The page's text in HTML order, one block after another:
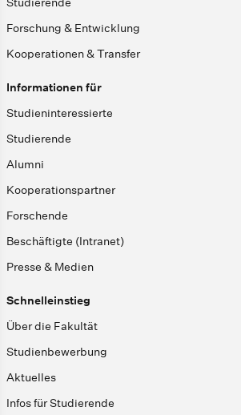
Forschung & Entwicklung
Kooperationen & Transfer
Informationen für
Studieninteressierte
Studierende
Alumni
Kooperationspartner
Forschende
Beschäftigte (Intranet)
Presse & Medien
Schnelleinstieg
Über die Fakultät
Studienbewerbung
Aktuelles
Infos für Studierende